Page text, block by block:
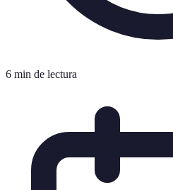
6 min de lectura